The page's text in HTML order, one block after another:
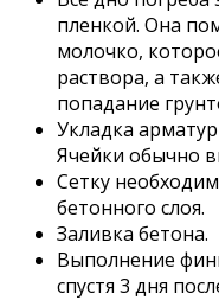
пленкой. Она
молочко,
раствора, а
попадание
Укладка
Ячейки обычно
Сетку
бетонного слоя.
Заливка бетона.
Выполнение
спустя 3 дня